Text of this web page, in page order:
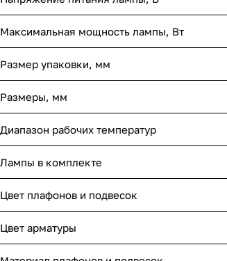
Максимальная мощность лампы, Вт
Размер упаковки, мм
Размеры, мм
Диапазон рабочих температур
Лампы в комплекте
Цвет плафонов и подвесок
Цвет арматуры